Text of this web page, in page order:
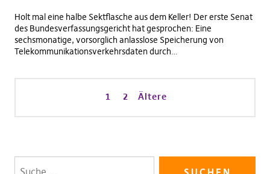
Holt mal eine halbe Sektflasche aus dem Keller! Der erste Senat
des Bundesverfassungsgericht hat gesprochen: Eine
sechsmonatige, vorsorglich anlasslose Speicherung von
Telekommunikationsverkehrsdaten durch…
1 2 Ältere